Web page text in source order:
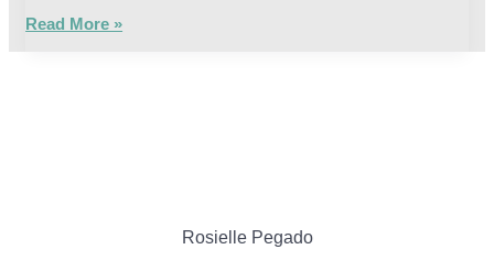
Read More »
Rosielle Pegado